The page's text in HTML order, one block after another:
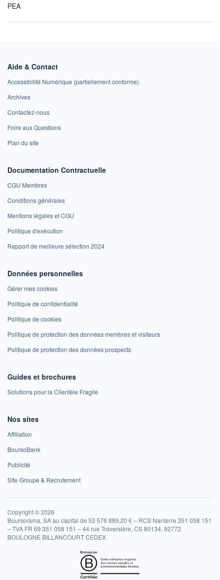
PEA
Aide & Contact
Accessibilité Numérique (partiellement conforme)
Archives
Contactez-nous
Foire aux Questions
Plan du site
Documentation Contractuelle
CGU Membres
Conditions générales
Mentions légales et CGU
Politique d'exécution
Rapport de meilleure sélection 2024
Données personnelles
Gérer mes cookies
Politique de confidentialité
Politique de cookies
Politique de protection des données membres et visiteurs
Politique de protection des données prospects
Guides et brochures
Solutions pour la Clientèle Fragile
Nos sites
Affiliation
BoursoBank
Publicité
Site Groupe & Recrutement
Copyright © 2026
Boursorama, SA au capital de 53 576 889,20 € – RCS Nanterre 351 058 151
– TVA FR 69 351 058 151 – 44 rue Traversière, CS 80134, 92772
BOULOGNE BILLANCOURT CEDEX